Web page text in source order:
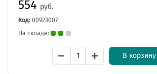
554 руб.
Код: 00923007
На складе:
В корзину